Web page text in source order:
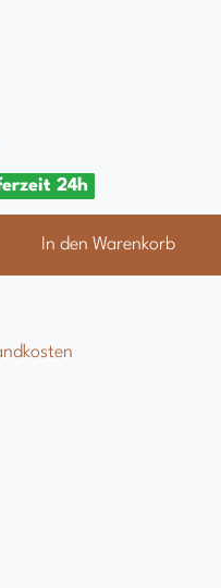
24h
In den Warenkorb